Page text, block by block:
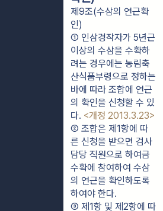
제9조(수삼의 연근확
인)
① 인삼경작자가 5년근
이상의 수삼을 수확하
려는 경우에는 농림축
산식품부령으로 정하는
바에 따라 조합에 연근
의 확인을 신청할 수 있
다. <개정 2013.3.23>
② 조합은 제1항에 따
른 신청을 받으면 검사
담당 직원으로 하여금
수확에 참여하여 수삼
의 연근을 확인하도록
하여야 한다.
③ 제1항 및 제2항에 따